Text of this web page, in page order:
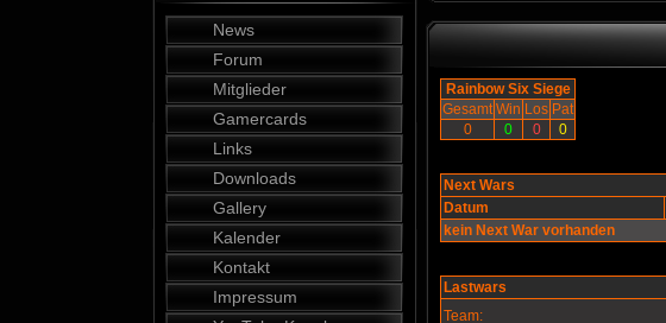
News
Forum
Mitglieder
Gamercards
Links
Downloads
Gallery
Kalender
Kontakt
Impressum
Rainbow Six Siege
Gesamt Win Los Pat
0
0 0 0
Next Wars
Datum
kein Next War vorhanden
Lastwars
Team: